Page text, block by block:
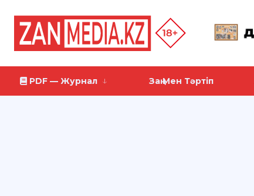
PDF — Журнал Заң Мен Тәртіп